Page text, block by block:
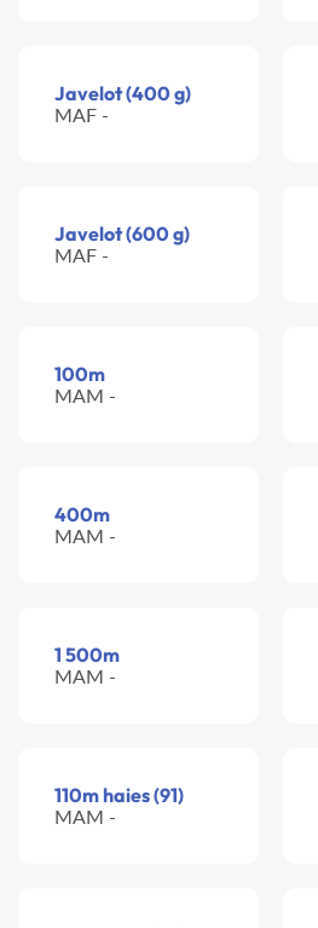
Javelot (400 g)
MAF -
Javelot (600 g)
MAF -
100m
MAM -
400m
MAM -
1 500m
MAM -
110m haies (91)
MAM -